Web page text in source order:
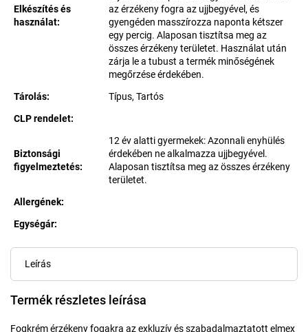
Elkészítés és
használat:
az érzékeny fogra az ujjbegyével, és
gyengéden masszírozza naponta kétszer
egy percig. Alaposan tisztítsa meg az
összes érzékeny területet. Használat után
zárja le a tubust a termék minőségének
megőrzése érdekében.
Tárolás:
Típus, Tartós
CLP rendelet:
Biztonsági
figyelmeztetés:
12 év alatti gyermekek: Azonnali enyhülés
érdekében ne alkalmazza ujjbegyével.
Alaposan tisztítsa meg az összes érzékeny
területet.
Allergének:
Egységár:
Leírás
Termék részletes leírása
Fogkrém érzékeny fogakra az exkluzív és szabadalmaztatott elmex